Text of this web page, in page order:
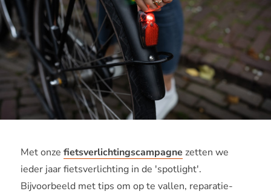
Met onze fietsverlichtingscampagne zetten we
ieder jaar fietsverlichting in de 'spotlight'.
Bijvoorbeeld met tips om op te vallen, reparatie-